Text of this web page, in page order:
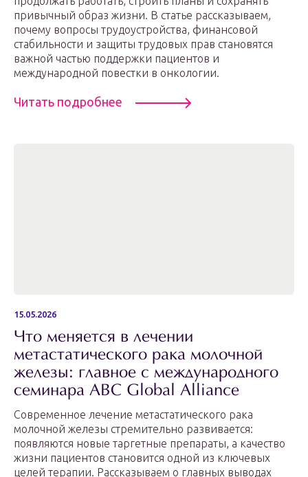
привычный образ жизни. В статье рассказываем,
почему вопросы трудоустройства, финансовой
стабильности и защиты трудовых прав становятся
важной частью поддержки пациентов и
международной повестки в онкологии.
Читать подробнее
15.05.2026
Что меняется в лечении
метастатического рака молочной
железы: главное с международного
семинара ABC Global Alliance
Современное лечение метастатического рака
молочной железы стремительно развивается:
появляются новые таргетные препараты, а качество
жизни пациентов становится одной из ключевых
целей терапии. Рассказываем о главных выводах